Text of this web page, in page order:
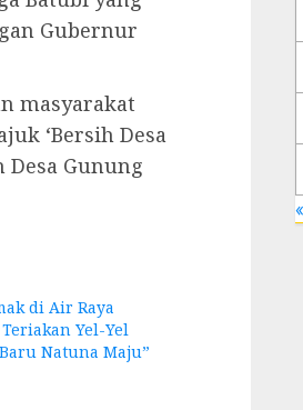
Gubernur
masyarakat
‘Bersih Desa
Desa Gunung
di Air Raya
Yel-Yel
Natuna Maju”